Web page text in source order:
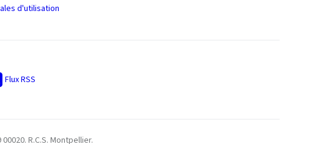
d'utilisation
Flux RSS
R.C.S. Montpellier.